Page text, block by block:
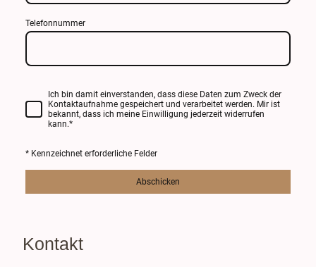
Telefonnummer
Ich bin damit einverstanden, dass diese Daten zum Zweck der
Kontaktaufnahme gespeichert und verarbeitet werden. Mir ist
bekannt, dass ich meine Einwilligung jederzeit widerrufen
kann.*
* Kennzeichnet erforderliche Felder
Abschicken
Kontakt